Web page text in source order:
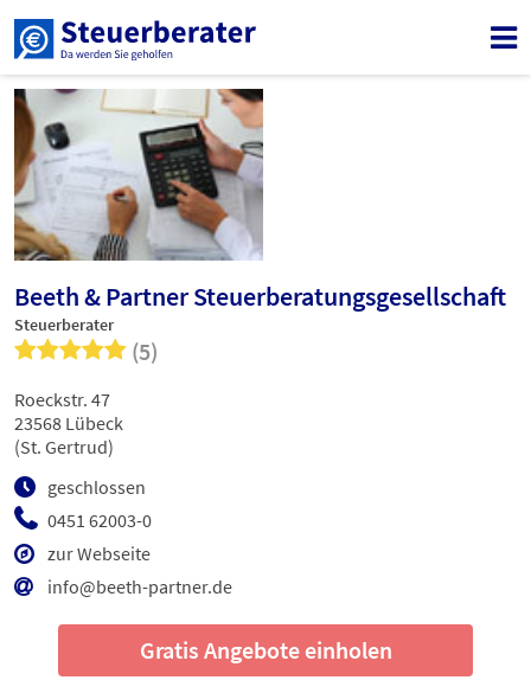
Beeth & Partner Steuerberatungsgesellschaft
Steuerberater
(5)
0451 62003-0
zur Webseite
info@beeth-partner.de
geschlossen
Roeckstr. 47
23568 Lübeck
(St. Gertrud)
Gratis Angebote einholen